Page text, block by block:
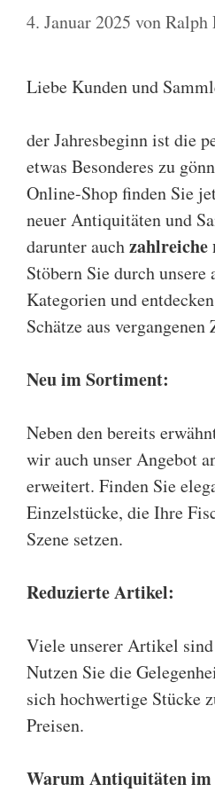
4. Januar 2025 vonRalph
Liebe Kunden und
der Jahresbeginn ist die
etwas Besonderes zu
Online-Shop finden Sie
neuer Antiquitäten und
darunter auch
Stöbern Sie durch
Kategorien und
Schätze aus vergangenen
Neu im Sortiment:
Neben den bereits
wir auch unser Angebot
erweitert. Finden Sie
Einzelstücke, die Ihre
Szene setzen.
Reduzierte Artikel:
Viele unserer Artikel
Nutzen Sie die
sich hochwertige Stücke
Preisen.
Warum Antiquitäten im